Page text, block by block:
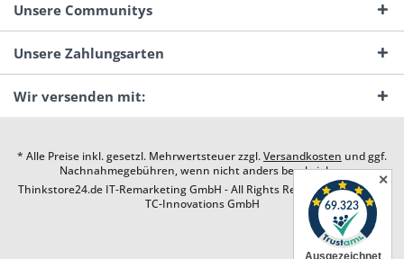
Unsere Communitys
Unsere Zahlungsarten
Wir versenden mit:
* Alle Preise inkl. gesetzl. Mehrwertsteuer zzgl.Versandkosten und ggf.
Nachnahmegebühren, wenn nicht anders beschrieben
Thinkstore24.de IT-Remarketing GmbH - All Rights Reserved. Design by
TC-Innovations GmbH
✕